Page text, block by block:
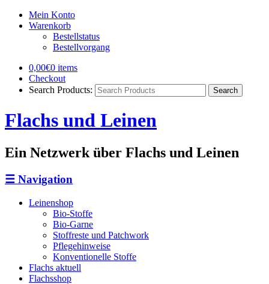
Mein Konto
Warenkorb
Bestellstatus
Bestellvorgang
0,00€0 items
Checkout
Search Products:
Flachs und Leinen
Ein Netzwerk über Flachs und Leinen
☰ Navigation
Leinenshop
Bio-Stoffe
Bio-Garne
Stoffreste und Patchwork
Pflegehinweise
Konventionelle Stoffe
Flachs aktuell
Flachsshop